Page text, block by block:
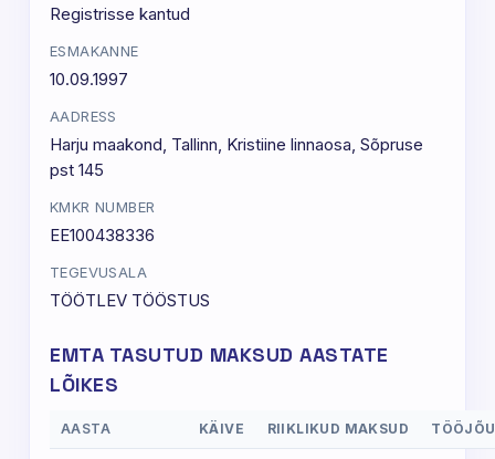
Registrisse kantud
ESMAKANNE
10.09.1997
AADRESS
Harju maakond, Tallinn, Kristiine linnaosa, Sõpruse
pst 145
KMKR NUMBER
EE100438336
TEGEVUSALA
TÖÖTLEV TÖÖSTUS
EMTA TASUTUD MAKSUD AASTATE
LÕIKES
AASTA KÄIVE RIIKLIKUD MAKSUD